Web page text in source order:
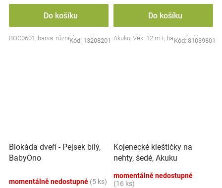
Do košíku
BOC0601, barva: různé barvy, 2ks
Kód: 13208201
Do košíku
Akuku, Věk: 12 m+, barva: šedá
Kód: 81039801
Blokáda dveří - Pejsek bílý,
BabyOno
momentálně nedostupné (5 ks)
Kojenecké kleštičky na
nehty, šedé, Akuku
momentálně nedostupné
(16 ks)